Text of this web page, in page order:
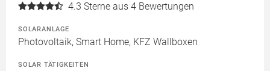
4.3 Sterne aus 4 Bewertungen
SOLARANLAGE
Photovoltaik, Smart Home, KFZ Wallboxen
SOLAR TÄTIGKEITEN